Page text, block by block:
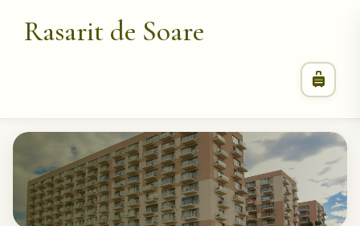
Rasarit de Soare